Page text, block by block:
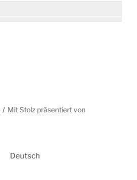
Mit Stolz präsentiert von
Deutsch